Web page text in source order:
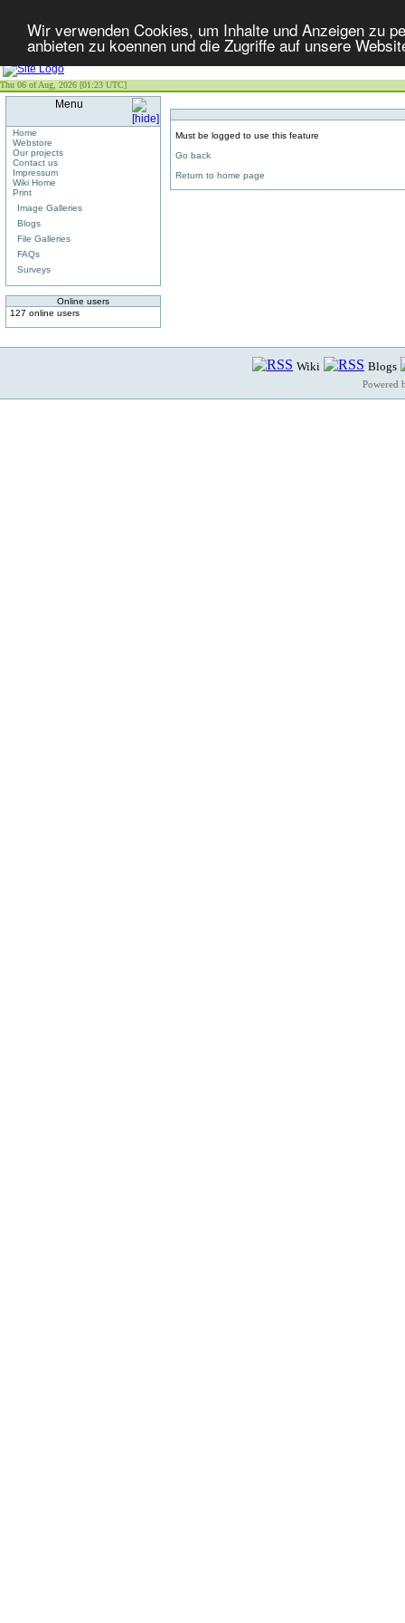
Wir verwenden Cookies, um Inhalte und Anzeigen zu
anbieten zu koennen und die Zugriffe auf unsere
Thu 06 of Aug, 2026 [01:23 UTC]
Menu
Home
Webstore
Our projects
Contact us
Impressum
Wiki Home
Print
Image Galleries
Blogs
File Galleries
FAQs
Surveys
Online users
127 online users
Must be logged to use this feature
Go back
Return to home page
Wiki Blogs
Powered